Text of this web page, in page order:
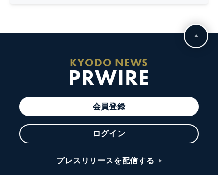
KYODO NEWS
PRWIRE
会員登録
ログイン
プレスリリースを配信する